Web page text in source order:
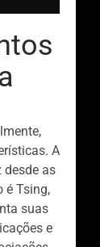
A
desde as
é Tsing,
suas
e